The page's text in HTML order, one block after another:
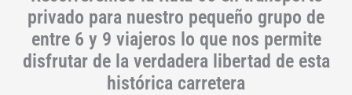
privado para nuestro pequeño grupo de
entre 6 y 9 viajeros lo que nos permite
disfrutar de la verdadera libertad de esta
histórica carretera